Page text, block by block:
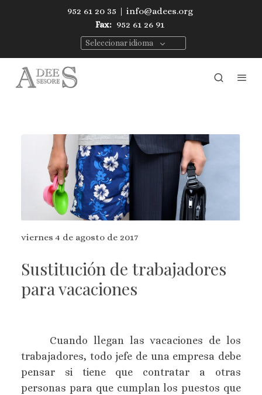
952 61 20 35 | info@adees.org
Fax: 952 61 26 91
Seleccionar idioma
viernes 4 de agosto de 2017
Sustitución de trabajadores
para vacaciones
Cuando llegan las vacaciones de los
trabajadores, todo jefe de una empresa debe
pensar si tiene que contratar a otras
personas para que cumplan los puestos que